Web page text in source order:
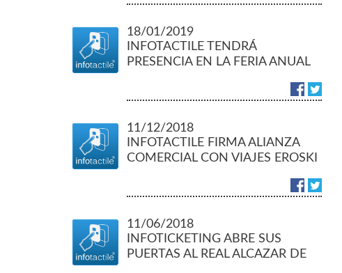
18/01/2019
INFOTACTILE TENDRÁ
PRESENCIA EN LA FERIA ANUAL
11/12/2018
INFOTACTILE FIRMA ALIANZA
COMERCIAL CON VIAJES EROSKI
11/06/2018
INFOTICKETING ABRE SUS
PUERTAS AL REAL ALCAZAR DE